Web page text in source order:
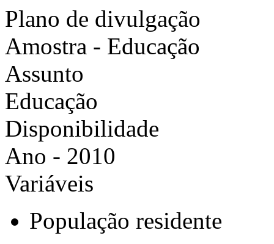
Plano de divulgação
Amostra - Educação
Assunto
Educação
Disponibilidade
Ano - 2010
Variáveis
População residente